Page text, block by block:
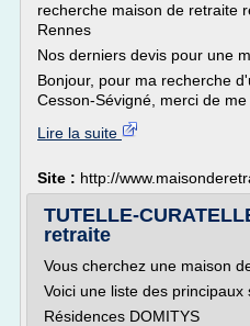
recherche maison de retraite
Rennes
Nos derniers devis pour une
Bonjour, pour ma recherche
Cesson-Sévigné, merci de me
Lire la suite
Site : http://
TUTELLE-
retraite
Vous cherchez une maison
Voici une liste des principaux
Résidences DOMITYS